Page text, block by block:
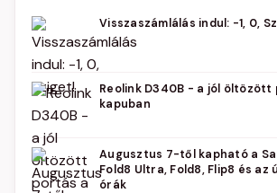
Visszaszámlálás indul: -1, 0,
Reolink D340B - a jól öltözött
kapuban
Augusztus 7-től kapható a
Fold8 Ultra, Fold8, Flip8 és az
órák